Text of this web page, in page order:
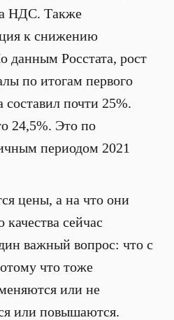
НДС. Также
к снижению
данным Росстата, рост
по итогам первого
составил почти 25%.
24,5%. Это по
периодом 2021
цены, а на что они
сейчас
важный вопрос: что с
что тоже
или не
или повышаются.